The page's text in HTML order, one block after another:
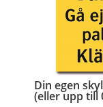
Din egen
(eller upp till